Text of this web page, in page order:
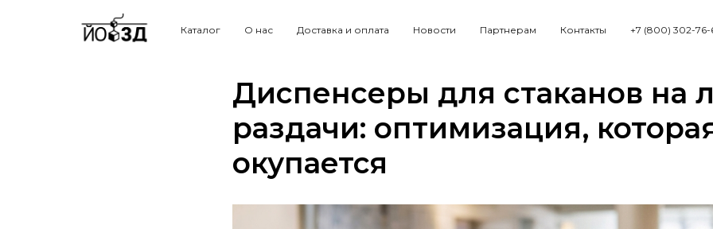
Каталог О нас Доставка и оплата Новости Партнерам Контакты +7 (800) 302-76-
Диспенсеры для стаканов на
раздачи: оптимизация,
окупается